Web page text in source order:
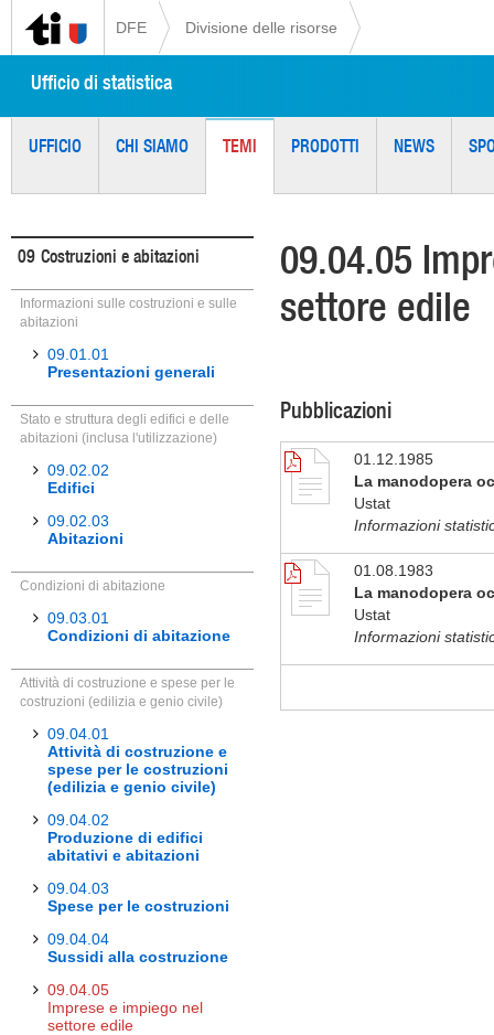
DFE Divisione delle risorse
Ufficio di statistica
UFFICIO CHI SIAMO TEMI PRODOTTI NEWS
09 Costruzioni e abitazioni
Informazioni sulle costruzioni e sulle
abitazioni
09.01.01
Presentazioni generali
Stato e struttura degli edifici e delle
abitazioni (inclusa l'utilizzazione)
09.02.02
Edifici
09.02.03
Abitazioni
Condizioni di abitazione
09.03.01
Condizioni di abitazione
Attività di costruzione e spese per le
costruzioni (edilizia e genio civile)
09.04.01
Attività di costruzione e
spese per le costruzioni
(edilizia e genio civile)
09.04.02
Produzione di edifici
abitativi e abitazioni
09.04.03
Spese per le costruzioni
09.04.04
Sussidi alla costruzione
09.04.05
Imprese e impiego nel
settore edile
09.04.05
settore edile
Pubblicazioni
01.12.1985
La manodopera
Ustat
Informazioni
01.08.1983
La manodopera
Ustat
Informazioni